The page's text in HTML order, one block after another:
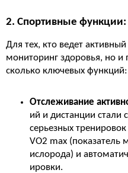
2. Спортивные функции:
Для тех, кто ведет
мониторинг здоровья, но и
сколько ключевых функций:
Отслеживание
ий и дистанции стали
серьезных
VO2 max (показатель
ислорода) и
ировки.